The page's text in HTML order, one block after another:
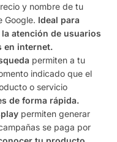
y nombre de tu
Google. Ideal para
atención de usuarios
en internet.
permiten a tu
indicado que el
o servicio
de forma rápida.
permiten generar
se paga por